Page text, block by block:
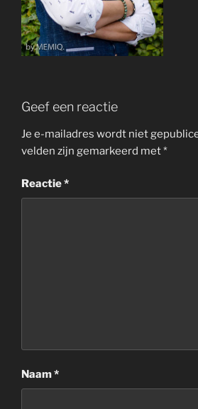
Geef een reactie
Je e-mailadres wordt niet
velden zijn gemarkeerd met*
Reactie*
Naam*